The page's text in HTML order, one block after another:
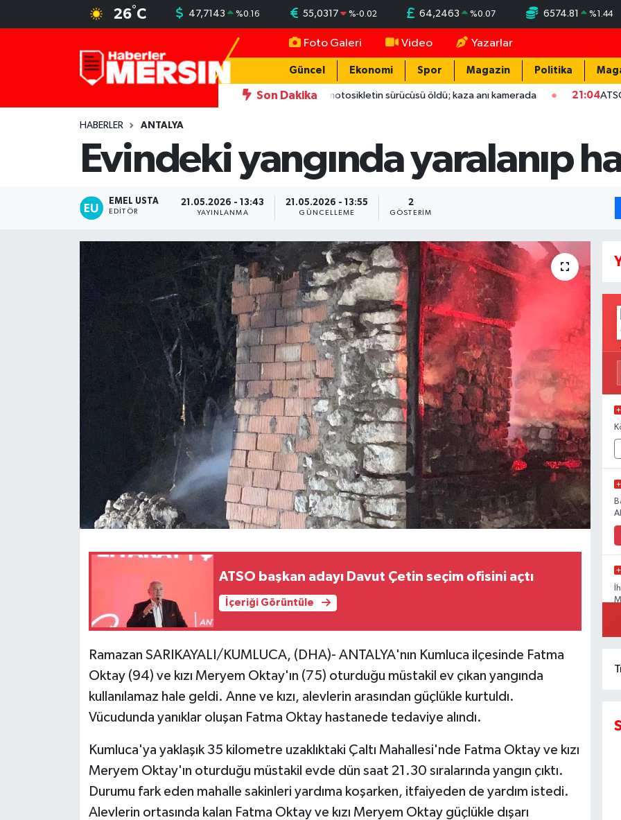
26°C 47,7143 %0.16 55,0317 %-0.02 64,2463 %0.07 6574.81 %1.44
Foto Galeri Video Yazarlar
Güncel Ekonomi Spor Magazin Politika
Son Dakika
Otomobil ve hafif ticari araçla çarpışan motosikletin sürücüsü öldü; kaza anı kamerada 21:04 ATSO başkan
HABERLER ANTALYA
Evindeki yangında yaralanıp
EMEL USTA
EDITÖR
21.05.2026 - 13:43
YAYINLANMA
21.05.2026 - 13:55
GÜNCELLEME
2
GÖSTERIM
ATSO başkan adayı Davut Çetin seçim ofisini açtı
İçeriği Görüntüle
Ramazan SARIKAYALI/KUMLUCA, (DHA)- ANTALYA'nın Kumluca ilçesinde Fatma
Oktay (94) ve kızı Meryem Oktay'ın (75) oturduğu müstakil ev çıkan yangında
kullanılamaz hale geldi. Anne ve kızı, alevlerin arasından güçlükle kurtuldı.
Vücudunda yanıklar oluşan Fatma Oktay hastanede tedaviye alındı.
Kumluca'ya yaklaşık 35 kilometre uzaklıktaki Çaltı Mahallesi'nde Fatma Oktay ve kızı
Meryem Oktay'ın oturduğu müstakil evde dün saat 21.30 sıralarında yangın çıktı.
Durumu fark eden mahalle sakinleri yardıma koşarken, itfaiyeden de yardım istedi.
Alevlerin ortasında kalan Fatma Oktay ve kızı Meryem Oktay güçlükle dışarı
Mersin Nöbetçi Eczaneler
Mersin Hava Durumu
Mersin Trafik Yoğunluk Haritası
Süper Lig Puan Durumu ve Fikstür
Tüm Manşetler
Haber Arşivi